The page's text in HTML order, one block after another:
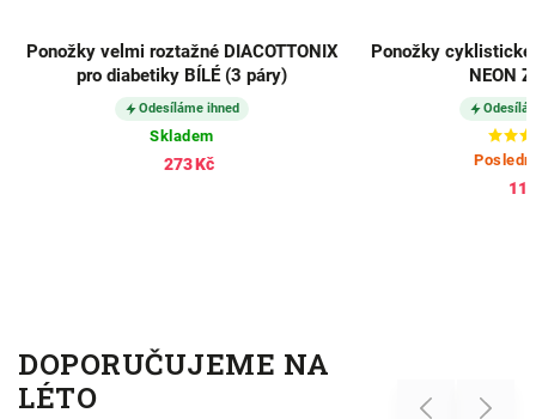
Ponožky velmi roztažné DIACOTTONIX
pro diabetiky BÍLÉ (3 páry)
Odesíláme ihned
Skladem
273 Kč
Ponožky cyklistické
NEON
DOPORUČUJEME NA
LÉTO
Previous Next